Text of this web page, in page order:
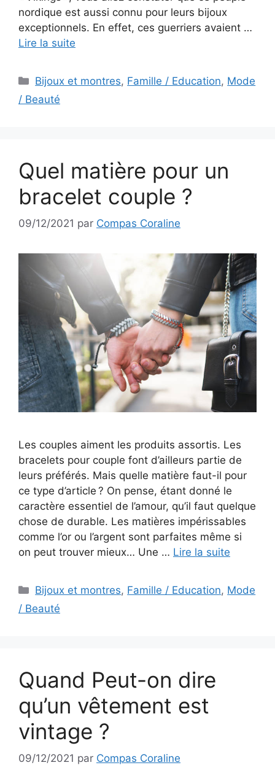
nordique est aussi connu pour leurs bijoux
exceptionnels. En effet, ces guerriers avaient …
Lire la suite
Catégories
Bijoux et montres, Famille / Education, Mode
/ Beauté
Quel matière pour un
bracelet couple ?
09/12/2021 par Compas Coraline
Les couples aiment les produits assortis. Les
bracelets pour couple font d’ailleurs partie de
leurs préférés. Mais quelle matière faut-il pour
ce type d’article ? On pense, étant donné le
caractère essentiel de l’amour, qu’il faut quelque
chose de durable. Les matières impérissables
comme l’or ou l’argent sont parfaites même si
on peut trouver mieux… Une … Lire la suite
Catégories
Bijoux et montres, Famille / Education, Mode
/ Beauté
Quand Peut-on dire
qu’un vêtement est
vintage ?
09/12/2021 par Compas Coraline